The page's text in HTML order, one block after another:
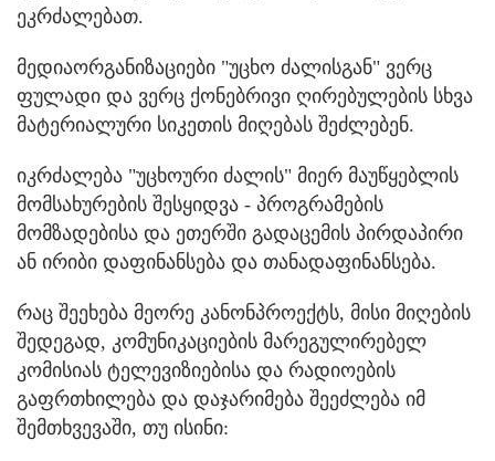
ეკრძალებათ.
მედიაორგანიზაციები "უცხო ძალისგან" ვერც
ფულადი და ვერც ქონებრივი ღირებულების სხვა
მატერიალური სიკეთის მიღებას შეძლებენ.
იკრძალება "უცხოური ძალის" მიერ მაუწყებლის
მომსახურების შესყიდვა - პროგრამების
მომზადებისა და ეთერში გადაცემის პირდაპირი
ან ირიბი დაფინანსება და თანადაფინანსება.
რაც შეეხება მეორე კანონპროექტს, მისი მიღების
შედეგად, კომუნიკაციების მარეგულირებელ
კომისიას ტელევიზიებისა და რადიოების
გაფრთხილება და დაჯარიმება შეეძლება იმ
შემთხვევაში, თუ ისინი: